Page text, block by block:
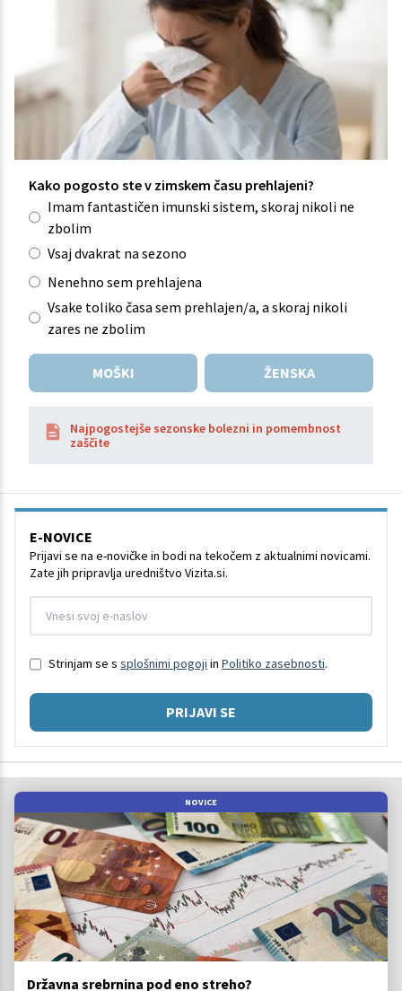
Kako pogosto ste v zimskem času prehlajeni?
Imam fantastičen imunski sistem, skoraj nikoli ne
zbolim
Vsaj dvakrat na sezono
Nenehno sem prehlajena
Vsake toliko časa sem prehlajen/a, a skoraj nikoli
zares ne zbolim
MOŠKI ŽENSKA
Najpogostejše sezonske bolezni in pomembnost
zaščite
E-NOVICE
Prijavi se na e-novičke in bodi na tekočem z aktualnimi novicami.
Zate jih pripravlja uredništvo Vizita.si.
Strinjam se s splošnimi pogoji in Politiko zasebnosti.
PRIJAVI SE
NOVICE
Državna srebrnina pod eno streho?